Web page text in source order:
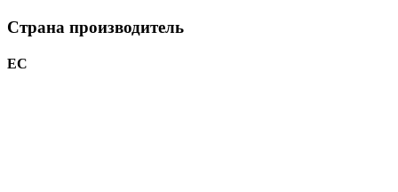
Страна производитель
ЕС